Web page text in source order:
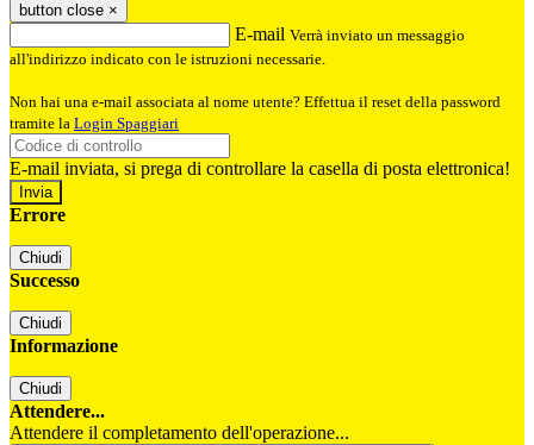
button close ×
E-mail Verrà inviato un messaggio
all'indirizzo indicato con le istruzioni necessarie.
Non hai una e-mail associata al nome utente? Effettua il reset della password
tramite la Login Spaggiari
E-mail inviata, si prega di controllare la casella di posta elettronica!
Errore
Chiudi
Successo
Chiudi
Informazione
Chiudi
Attendere...
Attendere il completamento dell'operazione...